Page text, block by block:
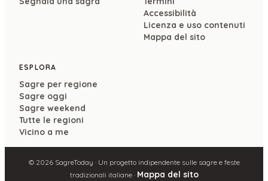
Accessibilità
Licenza e uso contenuti
Mappa del sito
ESPLORA
Sagre per regione
Sagre oggi
Sagre weekend
Tutte le regioni
Vicino a me
© 2026SagreToday · Un progetto indipendente sulle sagre e feste
tradizionali italiane · Mappa del sito